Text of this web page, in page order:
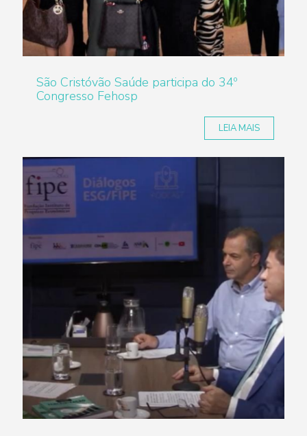
São Cristóvão Saúde participa do 34º
Congresso Fehosp
LEIA MAIS